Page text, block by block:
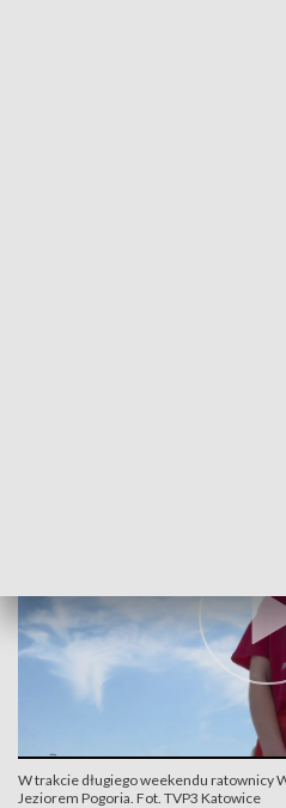
W trakcie długiego weekendu ratownicy
Jeziorem Pogoria. Fot. TVP3 Katowice